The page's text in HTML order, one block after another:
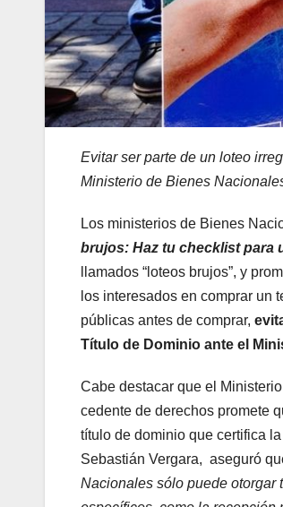
Evitar ser parte de un loteo
Ministerio de Bienes
Los ministerios de Bienes
brujos: Haz tu checklist para
llamados “loteos brujos”, y
los interesados en comprar un
públicas antes de comprar,
Título de Dominio ante el
Cabe destacar que el
cedente de derechos promete
título de dominio que certifica
Sebastián Vergara, aseguró
Nacionales sólo puede otorgar